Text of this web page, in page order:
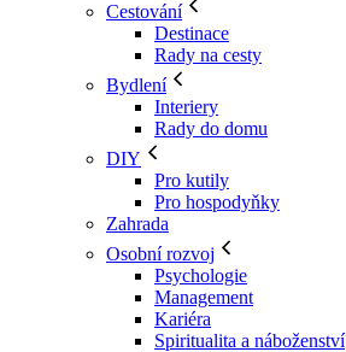
Cestování
Destinace
Rady na cesty
Bydlení
Interiery
Rady do domu
DIY
Pro kutily
Pro hospodyňky
Zahrada
Osobní rozvoj
Psychologie
Management
Kariéra
Spiritualita a náboženství